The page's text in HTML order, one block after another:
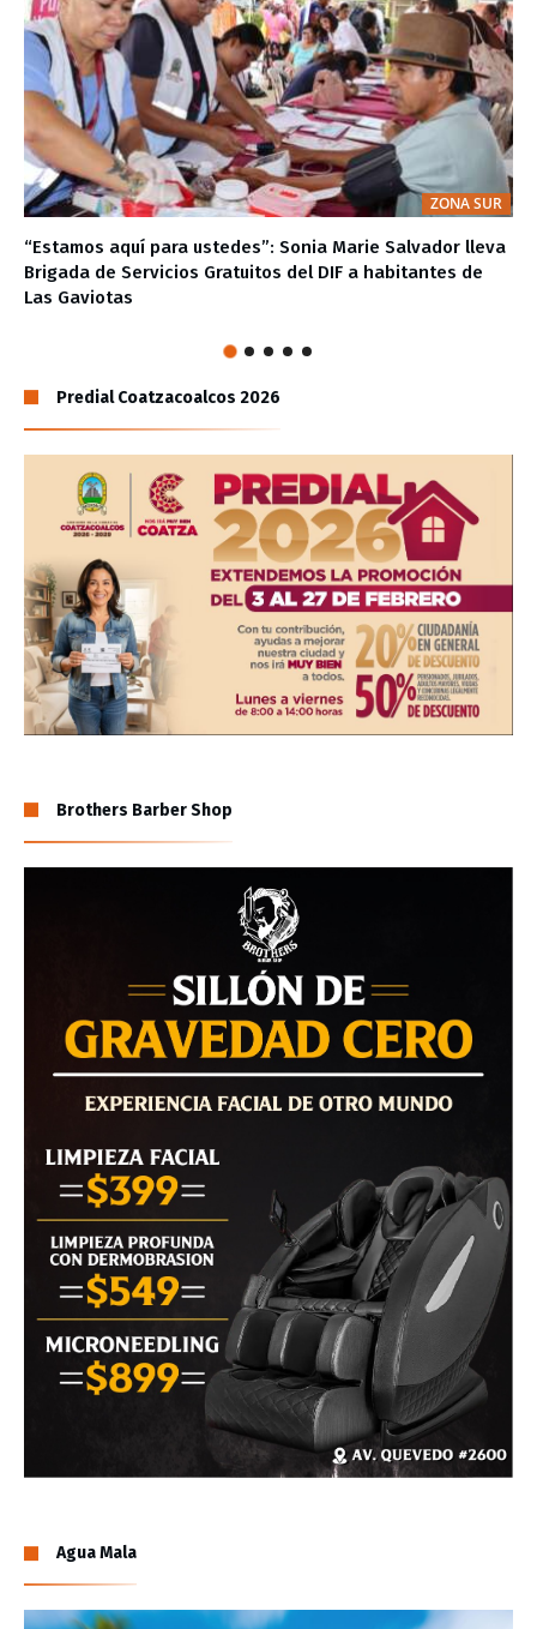
ZONA SUR
“Estamos aquí para ustedes”: Sonia Marie Salvador lleva
Brigada de Servicios Gratuitos del DIF a habitantes de
Las Gaviotas
Predial Coatzacoalcos 2026
Brothers Barber Shop
Agua Mala